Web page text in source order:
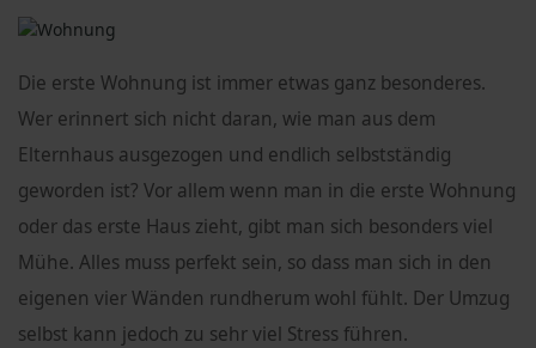
Die erste Wohnung ist immer etwas ganz besonderes.
Wer erinnert sich nicht daran, wie man aus dem
Elternhaus ausgezogen und endlich selbstständig
geworden ist? Vor allem wenn man in die erste Wohnung
oder das erste Haus zieht, gibt man sich besonders viel
Mühe. Alles muss perfekt sein, so dass man sich in den
eigenen vier Wänden rundherum wohl fühlt. Der Umzug
selbst kann jedoch zu sehr viel Stress führen.